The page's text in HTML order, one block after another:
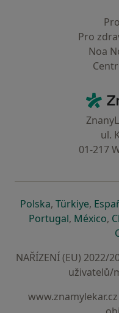
Pro
Noa
ul.
01-217
Polskase otevře v
, Türkiyese
,
Portugalse otevře
, México,
NAŘÍZENÍ (EU) 2022/
uživatelů/